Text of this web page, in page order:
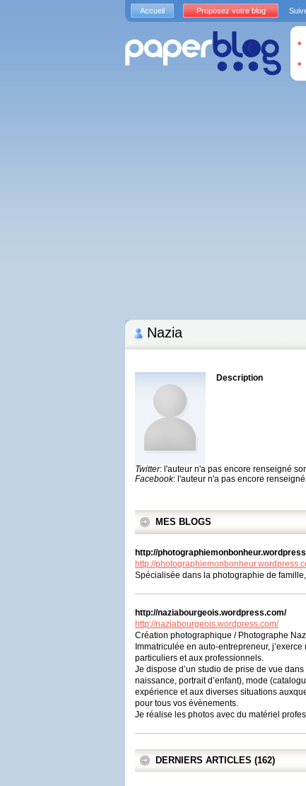
Nazia
Description
Twitter: l'auteur n'a pas encore renseigné
Facebook: l'auteur n'a pas encore
MES BLOGS
http://
http://
Spécialisée dans la photographie de
http://naziabourgeois.wordpress.com/
http://naziabourgeois.wordpress.com/
Création photographique / Photographe
Immatriculée en auto-entrepreneur,
particuliers et aux professionnels.
Je dispose d’un studio de prise de vue
naissance, portrait d’enfant), mode
expérience et aux diverses situations
pour tous vos évènements.
Je réalise les photos avec du matériel
DERNIERS ARTICLES (162)
Accueil Proposez votre blog